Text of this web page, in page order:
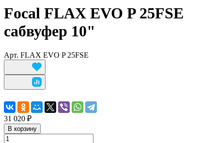
Focal FLAX EVO P 25FSE
сабвуфер 10"
Арт. FLAX EVO P 25FSE
31 020 ₽
В корзину